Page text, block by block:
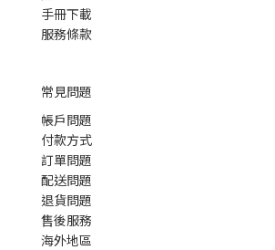
手冊下載
服務條款
常見問題
帳戶問題
付款方式
訂單問題
配送問題
退貨問題
售後服務
海外地區